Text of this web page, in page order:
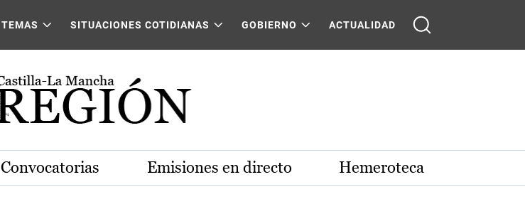
TEMAS SITUACIONES COTIDIANAS GOBIERNO ACTUALIDAD
Convocatorias Emisiones en directo Hemeroteca